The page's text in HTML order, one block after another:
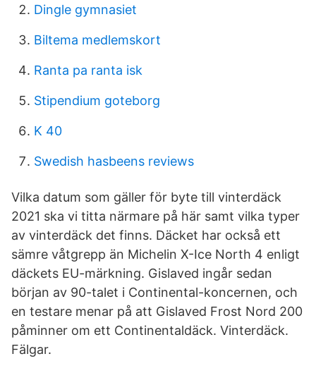
Dingle gymnasiet
Biltema medlemskort
Ranta pa ranta isk
Stipendium goteborg
K 40
Swedish hasbeens reviews
Vilka datum som gäller för byte till vinterdäck
2021 ska vi titta närmare på här samt vilka typer
av vinterdäck det finns. Däcket har också ett
sämre våtgrepp än Michelin X-Ice North 4 enligt
däckets EU-märkning. Gislaved ingår sedan
början av 90-talet i Continental-koncernen, och
en testare menar på att Gislaved Frost Nord 200
påminner om ett Continentaldäck. Vinterdäck.
Fälgar.